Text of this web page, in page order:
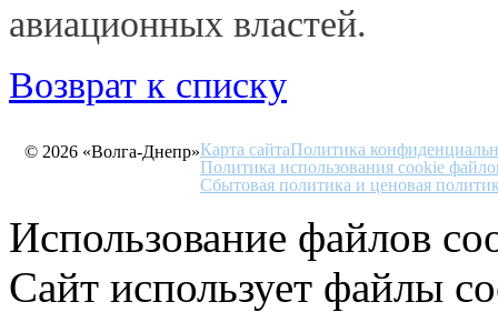
авиационных властей.
Возврат к списку
© 2026 «Волга-Днепр»Карта сайтаПолитика
Политика использования cookie
Сбытовая политика и ценовая
Использование файлов
Сайт использует файлы